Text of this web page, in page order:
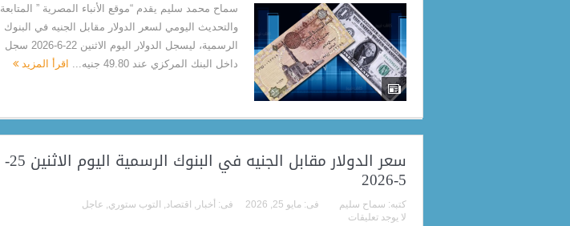
سماح محمد سليم يقدم “موقع الأنباء المصرية ” المتابعة
والتحديث اليومي لسعر الدولار مقابل الجنيه في البنوك
الرسمية، ليسجل الدولار اليوم الاثنين 22-6-2026 سجل
داخل البنك المركزي عند 49.80 جنيه...
اقرأ المزيد
سعر الدولار مقابل الجنيه في البنوك الرسمية اليوم الاثنين 25-
5-2026
كتبه: سماح سليم فى: مايو 25, 2026 فى: أخبار اقتصاد التوب ستوري عاجل
لا يوجد تعليقات